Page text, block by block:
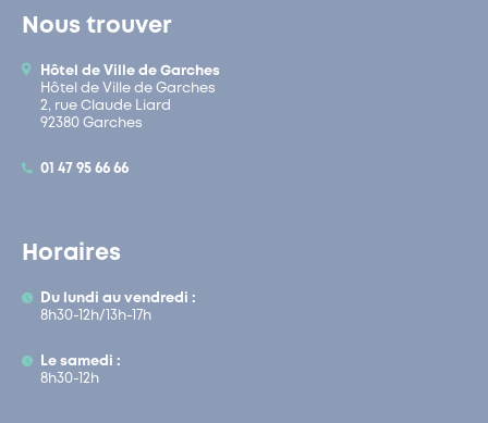
Nous trouver
Hôtel de Ville de Garches
Hôtel de Ville de Garches
2, rue Claude Liard
92380 Garches
01 47 95 66 66
Horaires
Du lundi au vendredi :
8h30-12h/13h-17h
Le samedi :
8h30-12h